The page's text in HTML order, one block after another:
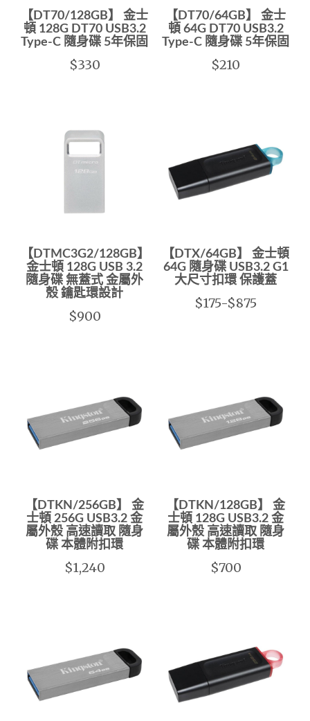
【DT70/128GB】 金士
頓 128G DT70 USB3.2
Type-C 隨身碟 5年保固
$330
【DT70/64GB】 金士
頓 64G DT70 USB3.2
Type-C 隨身碟 5年保固
$210
【DTMC3G2/128GB】
金士頓 128G USB 3.2
隨身碟 無蓋式 金屬外
殼 鑰匙環設計
$900
【DTX/64GB】 金士頓
64G 隨身碟 USB3.2 G1
大尺寸扣環 保護蓋
$175-$875
【DTKN/256GB】 金
士頓 256G USB3.2 金
屬外殼 高速讀取 隨身
碟 本體附扣環
$1,240
【DTKN/128GB】 金
士頓 128G USB3.2 金
屬外殼 高速讀取 隨身
碟 本體附扣環
$700